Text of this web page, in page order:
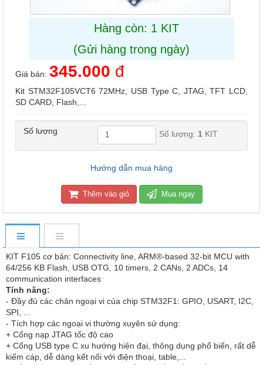
Hàng còn: 1 KIT
(Gửi hàng trong ngày)
Giá bán: 345.000 đ
Kit STM32F105VCT6 72MHz, USB Type C, JTAG, TFT LCD,
SD CARD, Flash,...
Số lượng Số lượng: 1 KIT
Hướng dẫn mua hàng
Thêm vào giỏ Mua ngay
KIT F105 cơ bản: Connectivity line, ARM®-based 32-bit MCU with
64/256 KB Flash, USB OTG, 10 timers, 2 CANs, 2 ADCs, 14
communication interfaces
Tính năng:
- Đầy đủ các chân ngoại vi của chip STM32F1: GPIO, USART, I2C,
SPI, ...
- Tích hợp các ngoại vi thường xuyên sử dụng:
+ Cổng nạp JTAG tốc độ cao
+ Cổng USB type C xu hướng hiện đại, thông dụng phổ biến, rất dễ
kiếm cáp, dễ dàng kết nối với điện thoại, table,...